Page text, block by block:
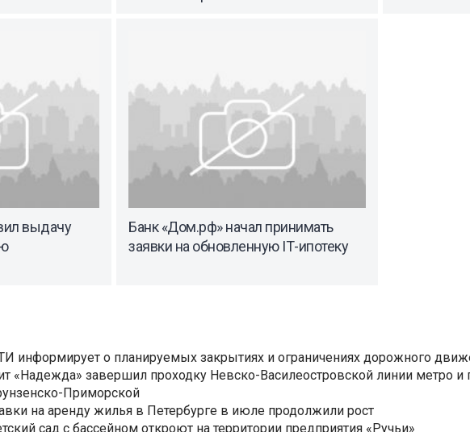
выдачу
Банк «Дом.рф» начал принимать
заявки на обновленную IТ-ипотеку
информирует о планируемых закрытиях и ограничениях дорожного
«Надежда» завершил проходку Невско-Василеостровской линии метро и
Приморской
на аренду жилья в Петербурге в июле продолжили рост
сад с бассейном откроют на территории предприятия «Ручьи»